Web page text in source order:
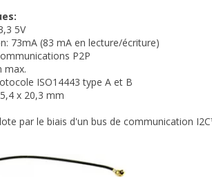
5V
73mA (83 mA en lecture/écriture)
P2P
max.
ISO14443 type A et B
x 20,3 mm
par le biais d'un bus de communication